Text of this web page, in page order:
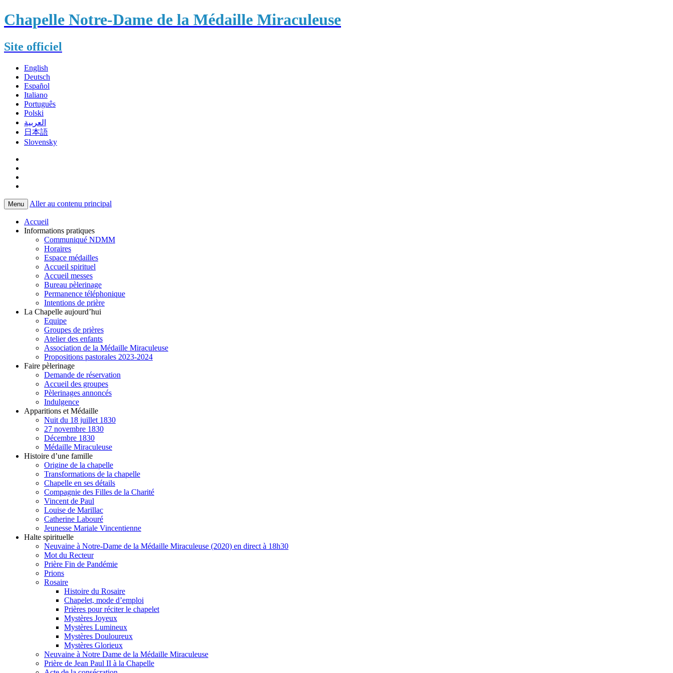
Chapelle Notre-Dame de la Médaille Miraculeuse
Site officiel
English
Deutsch
Español
Italiano
Português
Polski
العربية
日本語
Slovensky
Menu Aller au contenu principal
Accueil
Informations pratiques
Communiqué NDMM
Horaires
Espace médailles
Accueil spirituel
Accueil messes
Bureau pèlerinage
Permanence téléphonique
Intentions de prière
La Chapelle aujourd’hui
Equipe
Groupes de prières
Atelier des enfants
Association de la Médaille Miraculeuse
Propositions pastorales 2023-2024
Faire pèlerinage
Demande de réservation
Accueil des groupes
Pèlerinages annoncés
Indulgence
Apparitions et Médaille
Nuit du 18 juillet 1830
27 novembre 1830
Décembre 1830
Médaille Miraculeuse
Histoire d’une famille
Origine de la chapelle
Transformations de la chapelle
Chapelle en ses détails
Compagnie des Filles de la Charité
Vincent de Paul
Louise de Marillac
Catherine Labouré
Jeunesse Mariale Vincentienne
Halte spirituelle
Neuvaine à Notre-Dame de la Médaille Miraculeuse (2020) en direct à 18h30
Mot du Recteur
Prière Fin de Pandémie
Prions
Rosaire
Histoire du Rosaire
Chapelet, mode d’emploi
Prières pour réciter le chapelet
Mystères Joyeux
Mystères Lumineux
Mystères Douloureux
Mystères Glorieux
Neuvaine à Notre Dame de la Médaille Miraculeuse
Prière de Jean Paul II à la Chapelle